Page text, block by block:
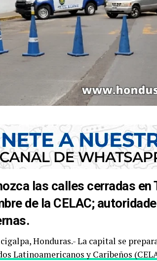
las calles cerradas
de la CELAC;
Honduras.- La capital se
Latinoamericanos y Caribeños